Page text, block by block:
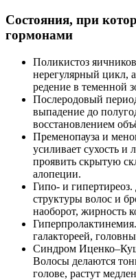
Состояния, при
гормонами
Поликистоз
нерегулярный цикл,
редение в теменной
Послеродовый
выпадение до
восстановлением
Пременопауза и
усиливает сухость и
проявить скрытую
алопеции.
Гипо‑ и
структуры волос и
наоборот, жирность
галактореей,
Синдром
Волосы делаются
голове, растут